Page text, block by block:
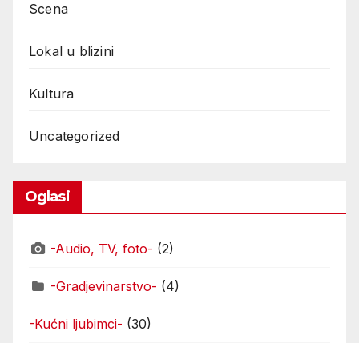
Scena
Lokal u blizini
Kultura
Uncategorized
Oglasi
-Audio, TV, foto- (2)
-Gradjevinarstvo- (4)
-Kućni ljubimci- (30)